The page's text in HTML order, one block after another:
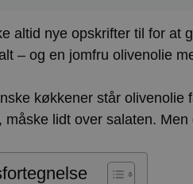
altid nye opskrifter til for at
– og en jomfru olivenolie
køkkener står olivenolie
måske lidt over salaten.